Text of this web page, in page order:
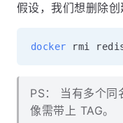
假设，我们想删除创
docker
PS： 当有多个同
像需带上 TAG。